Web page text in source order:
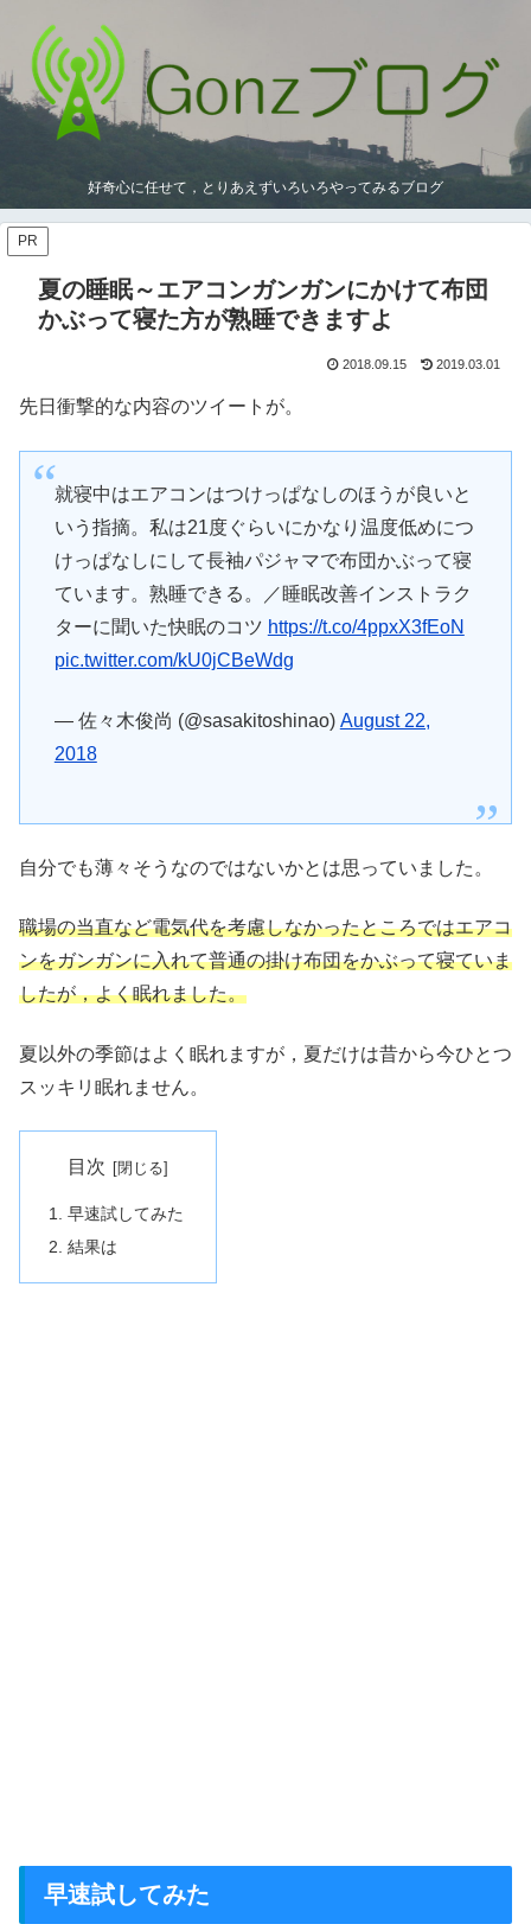
好奇心に任せて，とりあえずいろいろやってみるブログ
PR
夏の睡眠～エアコンガンガンにかけて布団
かぶって寝た方が熟睡できますよ
2018.09.15 2019.03.01
先日衝撃的な内容のツイートが。
就寝中はエアコンはつけっぱなしのほうが良いと
いう指摘。私は21度ぐらいにかなり温度低めにつ
けっぱなしにして長袖パジャマで布団かぶって寝
ています。熟睡できる。／睡眠改善インストラク
ターに聞いた快眠のコツ https://t.co/4ppxX3fEoN
pic.twitter.com/kU0jCBeWdg
— 佐々木俊尚 (@sasakitoshinao) August 22,
2018
自分でも薄々そうなのではないかとは思っていました。
職場の当直など電気代を考慮しなかったところではエアコ
ンをガンガンに入れて普通の掛け布団をかぶって寝ていま
したが，よく眠れました。
夏以外の季節はよく眠れますが，夏だけは昔から今ひとつ
スッキリ眠れません。
目次
早速試してみた
結果は
早速試してみた